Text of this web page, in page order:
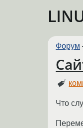
Форум
Что